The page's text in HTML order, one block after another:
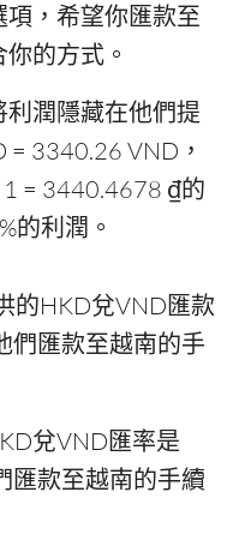
，希望你匯款至
的方式。
潤隱藏在他們提
3340.26 VND，
= 3440.4678 ₫的
的利潤。
的HKD兌VND匯款
們匯款至越南的手
兌VND匯率是
匯款至越南的手續